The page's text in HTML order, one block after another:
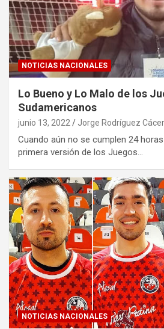
NOTICIAS NACIONALES
Lo Bueno y Lo Malo de los
Sudamericanos
junio 13, 2022 Jorge Rodríguez
Cuando aún no se cumplen 24
primera versión de los Juegos…
NOTICIAS NACIONALES